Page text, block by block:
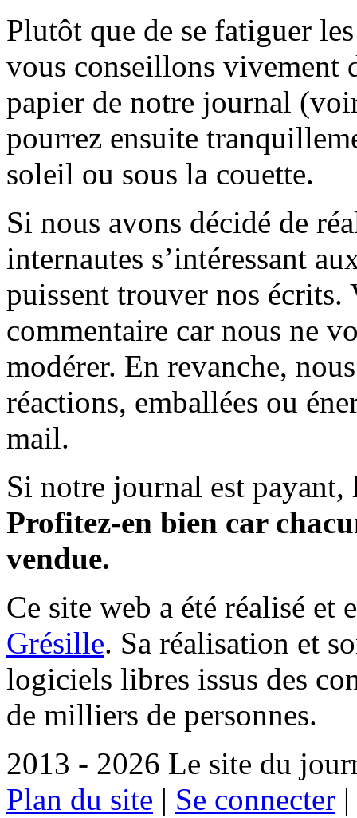
Plutôt que de se fatiguer
vous conseillons vivement
papier de notre journal
pourrez ensuite
soleil ou sous la couette.
Si nous avons décidé de
internautes s’intéressant
puissent trouver nos écrits.
commentaire car nous ne
modérer. En revanche,
réactions, emballées ou
mail.
Si notre journal est payant,
Profitez-en bien car
vendue.
Ce site web a été réalisé et
Grésille. Sa réalisation et
logiciels libres issus des
de milliers de personnes.
2013 - 2026 Le site du
Plan du site | Se connecter |